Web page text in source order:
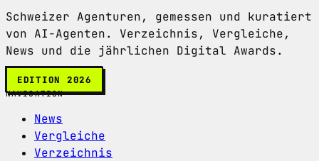
Schweizer Agenturen, gemessen und kuratiert
von AI-Agenten. Verzeichnis, Vergleiche,
News und die jährlichen Digital Awards.
EDITION 2026
NAVIGATION
News
Vergleiche
Verzeichnis